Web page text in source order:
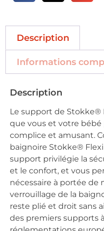
Description
Informations
Description
Le support de
que vous et votre
complice et amusant.
baignoire Stokke®
support privilégie la
et le confort, et vous
nécessaire à portée de
verrouillage de la
reste plié et droit sans
des premiers supports